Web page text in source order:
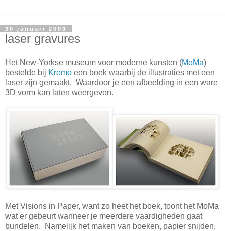
30 januari 2009
laser gravures
Het New-Yorkse museum voor moderne kunsten (MoMa)
bestelde bij Kremo een boek waarbij de illustraties met een
laser zijn gemaakt. Waardoor je een afbeelding in een ware
3D vorm kan laten weergeven.
Met Visions in Paper, want zo heet het boek, toont het MoMa
wat er gebeurt wanneer je meerdere vaardigheden gaat
bundelen. Namelijk het maken van boeken, papier snijden,